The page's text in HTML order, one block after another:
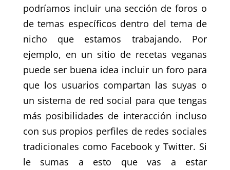
podríamos incluir una sección de foros o
de temas específicos dentro del tema de
nicho que estamos trabajando. Por
ejemplo, en un sitio de recetas veganas
puede ser buena idea incluir un foro para
que los usuarios compartan las suyas o
un sistema de red social para que tengas
más posibilidades de interacción incluso
con sus propios perfiles de redes sociales
tradicionales como Facebook y Twitter. Si
le sumas a esto que vas a estar